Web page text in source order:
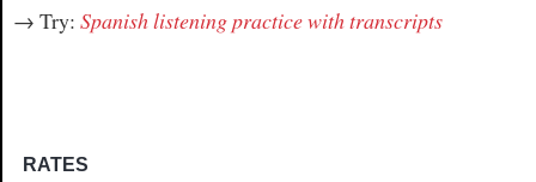
→ Try: Spanish listening practice with transcripts
RATES